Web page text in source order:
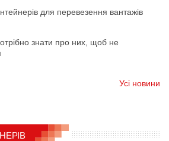
для перевезення вантажів
знати про них, щоб не
Усі новини